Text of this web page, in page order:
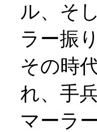
ル、そ
ラー振
その時
れ、手
マーラ